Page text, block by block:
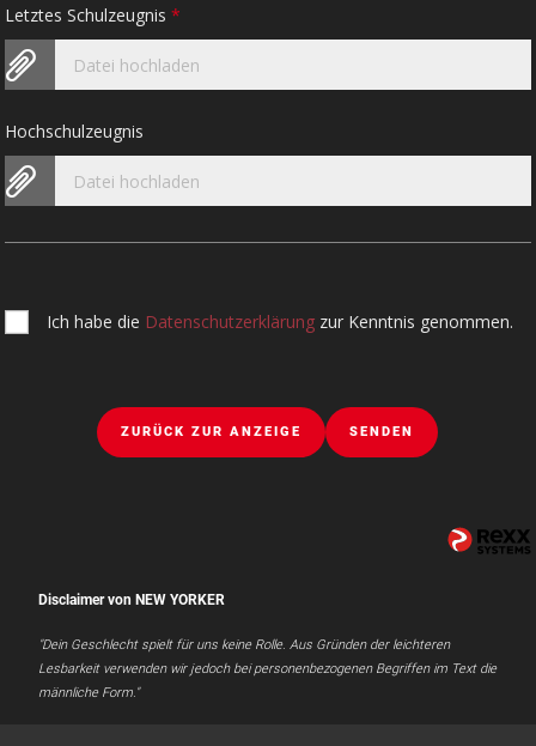
Letztes Schulzeugnis*
Datei hochladen
Hochschulzeugnis
Datei hochladen
Ich habe die Datenschutzerklärung zur Kenntnis genommen.
ZURÜCK ZUR ANZEIGE SENDEN
Disclaimer von NEW YORKER
"Dein Geschlecht spielt für uns keine Rolle. Aus Gründen der leichteren
Lesbarkeit verwenden wir jedoch bei personenbezogenen Begriffen im Text die
männliche Form."